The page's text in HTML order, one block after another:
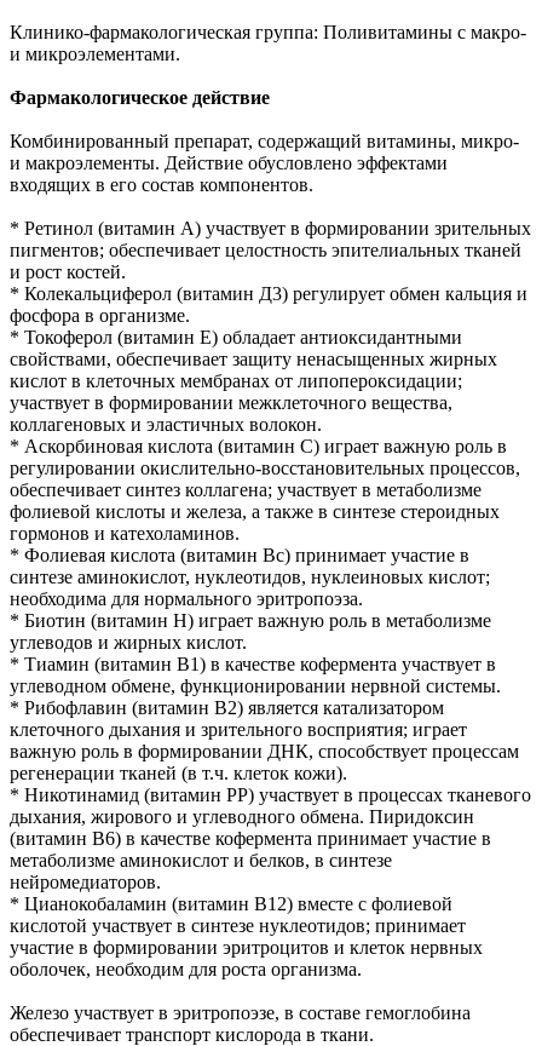
Клинико-фармакологическая группа: Поливитамины с макро-
и микроэлементами.
Фармакологическое действие
Комбинированный препарат, содержащий витамины, микро-
и макроэлементы. Действие обусловлено эффектами
входящих в его состав компонентов.
* Ретинол (витамин А) участвует в формировании зрительных
пигментов; обеспечивает целостность эпителиальных тканей
и рост костей.
* Колекальциферол (витамин Д3) регулирует обмен кальция и
фосфора в организме.
* Токоферол (витамин Е) обладает антиоксидантными
свойствами, обеспечивает защиту ненасыщенных жирных
кислот в клеточных мембранах от липопероксидации;
участвует в формировании межклеточного вещества,
коллагеновых и эластичных волокон.
* Аскорбиновая кислота (витамин C) играет важную роль в
регулировании окислительно-восстановительных процессов,
обеспечивает синтез коллагена; участвует в метаболизме
фолиевой кислоты и железа, а также в синтезе стероидных
гормонов и катехоламинов.
* Фолиевая кислота (витамин Bc) принимает участие в
синтезе аминокислот, нуклеотидов, нуклеиновых кислот;
необходима для нормального эритропоэза.
* Биотин (витамин Н) играет важную роль в метаболизме
углеводов и жирных кислот.
* Тиамин (витамин В1) в качестве кофермента участвует в
углеводном обмене, функционировании нервной системы.
* Рибофлавин (витамин В2) является катализатором
клеточного дыхания и зрительного восприятия; играет
важную роль в формировании ДНК, способствует процессам
регенерации тканей (в т.ч. клеток кожи).
* Никотинамид (витамин PP) участвует в процессах тканевого
дыхания, жирового и углеводного обмена. Пиридоксин
(витамин B6) в качестве кофермента принимает участие в
метаболизме аминокислот и белков, в синтезе
нейромедиаторов.
* Цианокобаламин (витамин B12) вместе с фолиевой
кислотой участвует в синтезе нуклеотидов; принимает
участие в формировании эритроцитов и клеток нервных
оболочек, необходим для роста организма.
Железо участвует в эритропоэзе, в составе гемоглобина
обеспечивает транспорт кислорода в ткани.